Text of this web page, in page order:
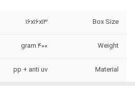
Box Size
16x16x13
Weight
400 gram
Material
pp + anti uv